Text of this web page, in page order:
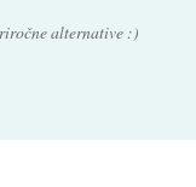
alternative :)